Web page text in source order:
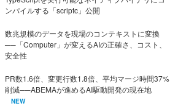
ンパイルする「scriptc」公開
数兆規模のデータを現場のコンテキストに変換
──「Computer」が変えるAIの正確さ、コスト、
安全性
PR数1.6倍、変更行数1.8倍、平均マージ時間37%
削減──ABEMAが進めるAI駆動開発の現在地
NEW